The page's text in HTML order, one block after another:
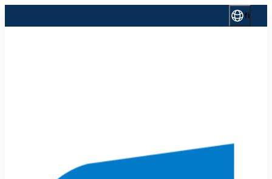
sisältöön
fi